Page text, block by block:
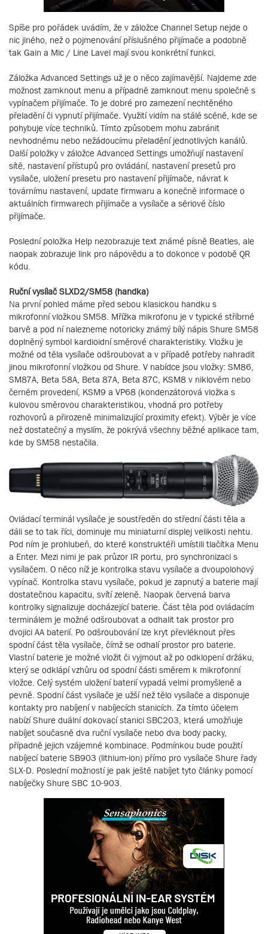
Spíše pro pořádek uvádím, že v záložce Channel Setup nejde o
nic jiného, než o pojmenování příslušného přijímače a podobně
tak Gain a Mic / Line Lavel mají svou konkrétní funkci.
Záložka Advanced Settings už je o něco zajímavější. Najdeme zde
možnost zamknout menu a případně zamknout menu společně s
vypínačem přijímače. To je dobré pro zamezení nechtěného
přeladění či vypnutí přijímače. Využití vidím na stálé scéně, kde se
pohybuje více techniků. Tímto způsobem mohu zabránit
nevhodnému nebo nežádoucímu přeladění jednotlivých kanálů.
Další položky v záložce Advanced Settings umožňují nastavení
sítě, nastavení přístupů pro ovládání, nastavení presetů pro
vysílače, uložení presetu pro nastavení přijímače, návrat k
továrnímu nastavení, update firmwaru a konečně informace o
aktuálních firmwarech přijímače a vysílače a sériové číslo
přijímače.
Poslední položka Help nezobrazuje text známé písně Beatles, ale
naopak zobrazuje link pro nápovědu a to dokonce v podobě QR
kódu.
Ruční vysílač SLXD2/SM58 (handka)
Na první pohled máme před sebou klasickou handku s
mikrofonní vložkou SM58. Mřížka mikrofonu je v typické stříbrné
barvě a pod ní nalezneme notoricky známý bílý nápis Shure SM58
doplněný symbol kardioidní směrové charakteristiky. Vložku je
možné od těla vysílače odšroubovat a v případě potřeby nahradit
jinou mikrofonní vložkou od Shure. V nabídce jsou vložky: SM86,
SM87A, Beta 58A, Beta 87A, Beta 87C, KSM8 v niklovém nebo
černém provedení, KSM9 a VP68 (kondenzátorová vložka s
kulovou směrovou charakteristikou, vhodná pro potřeby
rozhovorů a přirozeně minimalizující proximity efekt). Výběr je více
než dostatečný a myslím, že pokrývá všechny běžné aplikace tam,
kde by SM58 nestačila.
Ovládací terminál vysílače je soustředěn do střední části těla a
dáli se to tak říci, dominuje mu miniaturní displej velikosti nehtu.
Pod ním je prohlubeň, do které konstruktéři umístili tlačítka Menu
a Enter. Mezi nimi je pak průzor IR portu, pro synchronizaci s
vysílačem. O něco níž je kontrolka stavu vysílače a dvoupolohový
vypínač. Kontrolka stavu vysílače, pokud je zapnutý a baterie mají
dostatečnou kapacitu, svítí zeleně. Naopak červená barva
kontrolky signalizuje docházející baterie. Část těla pod ovládacím
terminálem je možné odšroubovat a odhalit tak prostor pro
dvojici AA baterií. Po odšroubování lze kryt převléknout přes
spodní část těla vysílače, čímž se odhalí prostor pro baterie.
Vlastní baterie je možné vložit či vyjmout až po odklopení držáku,
který se odklápí vzhůru od spodní části směrem k mikrofonní
vložce. Celý systém uložení baterií vypadá velmi promyšleně a
pevně. Spodní část vysílače je užší než tělo vysílače a disponuje
kontakty pro nabíjení v nabíjecích stanicích. Za tímto účelem
nabízí Shure duální dokovací stanici SBC203, která umožňuje
nabíjet současně dva ruční vysílače nebo dva body packy,
případně jejich vzájemné kombinace. Podmínkou bude použití
nabíjecí baterie SB903 (lithium-ion) přímo pro vysílače Shure řady
SLX-D. Poslední možností je pak ještě nabíjet tyto články pomocí
nabíječky Shure SBC 10-903.